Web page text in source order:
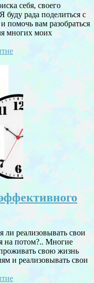
себя, своего
рада поделиться с
помочь вам разобраться
многих моих
ли реализовывать свои
на потом?.. Многие
свою жизнь
и реализовывать свои